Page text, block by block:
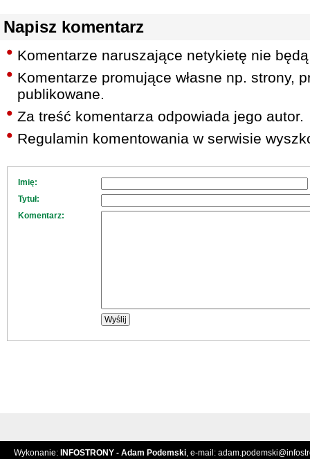
Napisz komentarz
Komentarze naruszające netykietę nie
Komentarze promujące własne np. strony,
publikowane.
Za treść komentarza odpowiada jego autor.
Regulamin komentowania w serwisie
Imię:
Tytuł:
Komentarz:
Wykonanie: INFOSTRONY - Adam Podemski, e-mail: